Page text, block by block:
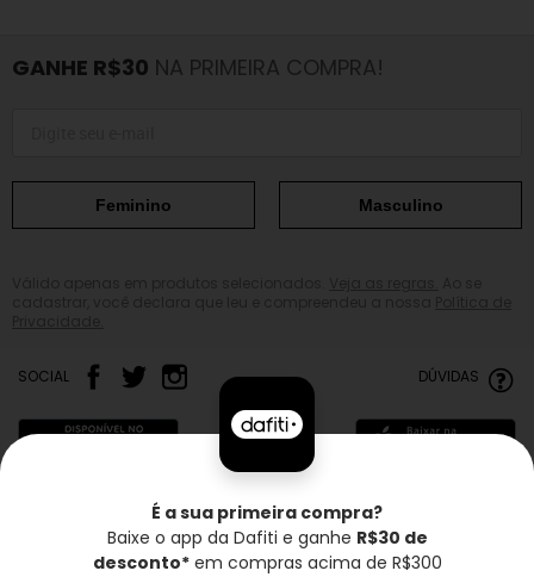
GANHE R$30 NA PRIMEIRA COMPRA!
Feminino Masculino
SOCIAL DÚVIDAS
Frete grátis* Troca grátis Entrega rápida
É a sua primeira compra?
Baixe o app da Dafiti e ganhe R$30 de
desconto*em compras acima de R$300